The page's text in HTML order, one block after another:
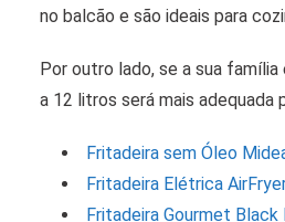
no balcão e são ideais para
Por outro lado, se a sua
a 12 litros será mais adequada
Fritadeira sem Óleo
Fritadeira Elétrica
Fritadeira Gourmet Black